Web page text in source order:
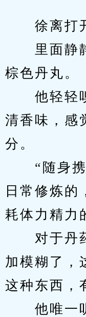
徐离打开
里面静静
棕色丹丸。
他轻轻嗅
清香味，感
分。
“随身携
日常修炼的
耗体力精力
对于丹药
加模糊了，
这种东西，
他唯一听